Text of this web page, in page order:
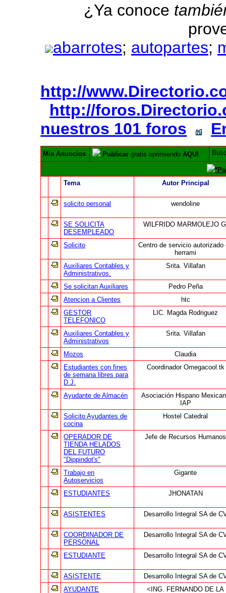
¿Ya conoce
abarrotes; autopartes;
http://
http://
nuestros 101 foros
Mis Anuncios Publicar gratis oprimiendoAQUI
Tema
Autor Principal
solicito personal wendoline
SE SOLICITA
DESEMPLEADO
WILFRIDO MARMOLEJO
Solicito
Centro de servicio autorizado
herrami
Auxiliares Contables y
Administrativos.
Srita. Villafan
Se solicitan Auxiliares
Pedro Peña
Atencion a Clientes
htc
GESTOR
TELEFONICO
LIC. Magda Rodriguez
Auxiliares Contables y
Administrativos
Srita. Villafan
Mozos
Claudia
Estudiantes con fines
de semana libres para
D.J.
Coordinador Omegacool.tk
Ayudante de Almacén
Asociación Hispano
IAP
Solicito Ayudantes de
cocina
Hostel Catedral
OPERADOR DE
TIENDA HELADOS
DEL FUTURO
"Dippindot's"
Jefe de Recursos Humanos
Trabajo en
Autoservicios
Gigante
ESTUDIANTES JHONATAN
ASISTENTES Desarrollo Integral SA de
COORDINADOR DE
PERSONAL
Desarrollo Integral SA de
ESTUDIANTE Desarrollo Integral SA de
ASISTENTE
Desarrollo Integral SA de
AYUDANTE
<ING. FERNANDO DE LA